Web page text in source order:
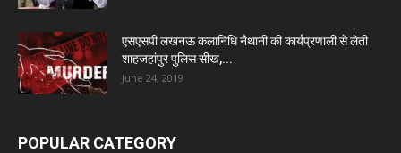
एसएसपी लखनऊ कलानिधि नैथानी की कार्यप्रणाली से लेती
शाहजहांपुर पुलिस सीख,...
June 24, 2019
POPULAR CATEGORY